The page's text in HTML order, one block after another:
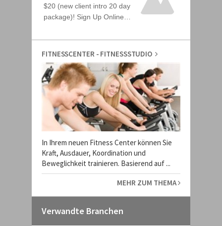
FITNESSCENTER - FITNESSSTUDIO
In Ihrem neuen Fitness Center können Sie
Kraft, Ausdauer, Koordination und
Beweglichkeit trainieren. Basierend auf ...
MEHR ZUM THEMA
Verwandte Branchen